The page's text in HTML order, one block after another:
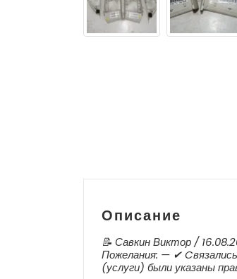
Описание
📝 Савкин Виктор /
Пожелания: — ✔
(услуги) были указаны